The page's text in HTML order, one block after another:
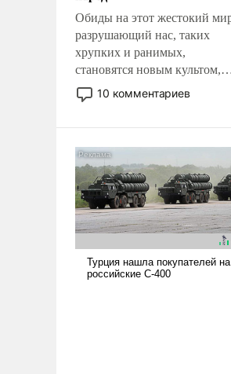
Обиды на этот жестокий
разрушающий нас, таких
хрупких и ранимых,
становятся новым культом,
постепенно вытесняя и
отменяя традиционное
ударами судьбы, брать на себя
ответственность, помогать
слабым, идти вперед и
адаптироваться.
10 комментариев